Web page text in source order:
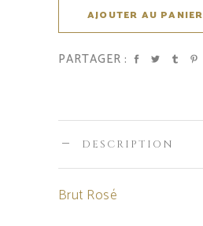
AJOUTER AU PANIER
PARTAGER :
DESCRIPTION
Brut Rosé